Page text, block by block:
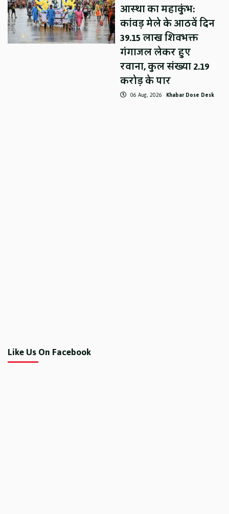
आस्था का महाकुंभ:
कांवड़ मेले के आठवें दिन
39.15 लाख शिवभक्त
गंगाजल लेकर हुए
रवाना, कुल संख्या 2.19
करोड़ के पार
06 Aug, 2026 Khabar Dose Desk
Like Us On Facebook